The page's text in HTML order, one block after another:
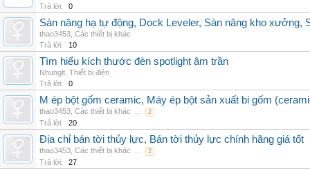
Trả lời:
0
Sàn nâng hạ tự động, Dock Leveler, Sàn nâng kho xưởng,
thao3453 Các thiết bị khác
Trả lời:
10
Tìm hiểu kích thước đèn spotlight âm trần
Nhunglt Thiết bị điện
Trả lời:
0
M ép bột gốm ceramic, Máy ép bột sản xuất bi gốm
thao3453 Các thiết bị khác ... 2
Trả lời: 20
Địa chỉ bán tời thủy lực, Bán tời thủy lực chính hãng giá tốt
thao3453 Các thiết bị khác ... 2
Trả lời: 27